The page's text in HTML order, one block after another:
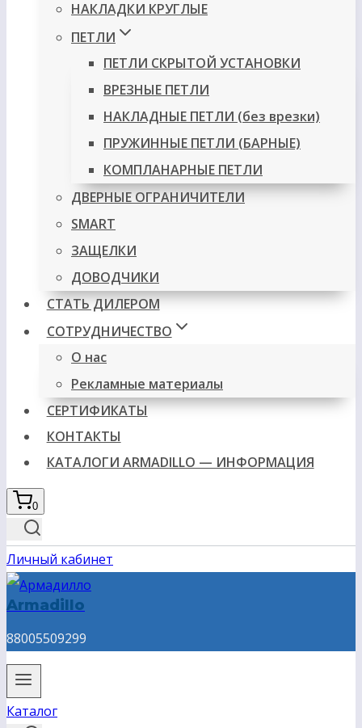
НАКЛАДКИ КРУГЛЫЕ
ПЕТЛИ
ПЕТЛИ СКРЫТОЙ УСТАНОВКИ
ВРЕЗНЫЕ ПЕТЛИ
НАКЛАДНЫЕ ПЕТЛИ (без врезки)
ПРУЖИННЫЕ ПЕТЛИ (БАРНЫЕ)
КОМПЛАНАРНЫЕ ПЕТЛИ
ДВЕРНЫЕ ОГРАНИЧИТЕЛИ
SMART
ЗАЩЕЛКИ
ДОВОДЧИКИ
СТАТЬ ДИЛЕРОМ
СОТРУДНИЧЕСТВО
О нас
Рекламные материалы
СЕРТИФИКАТЫ
КОНТАКТЫ
КАТАЛОГИ ARMADILLO — ИНФОРМАЦИЯ
0
Личный кабинет
Armadillo
88005509299
Каталог